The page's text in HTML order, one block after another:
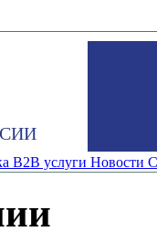
B2B услуги Новости